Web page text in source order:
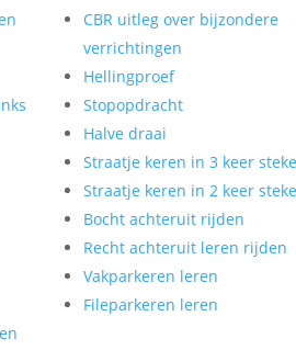
CBR uitleg over bijzondere
verrichtingen
Hellingproef
Stopopdracht
Halve draai
Straatje keren in 3 keer
Straatje keren in 2 keer
Bocht achteruit rijden
Recht achteruit leren rijden
Vakparkeren leren
Fileparkeren leren